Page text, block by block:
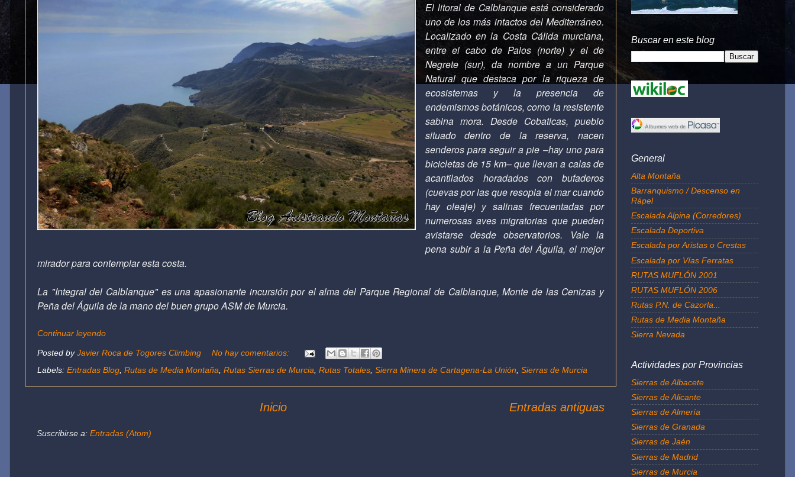
El litoral de Calblanque está considerado
uno de los más intactos del Mediterráneo.
Localizado en la Costa Cálida murciana,
entre el cabo de Palos (norte) y el de
Negrete (sur), da nombre a un Parque
Natural que destaca por la riqueza de
ecosistemas y la presencia de
endemismos botánicos, como la resistente
sabina mora. Desde Cobaticas, pueblo
situado dentro de la reserva, nacen
senderos para seguir a pie –hay uno para
bicicletas de 15 km– que llevan a calas de
acantilados horadados con bufaderos
(cuevas por las que resopla el mar cuando
hay oleaje) y salinas frecuentadas por
numerosas aves migratorias que pueden
avistarse desde observatorios. Vale la
pena subir a la Peña del Águila, el mejor
mirador para contemplar esta costa.
La "Integral del Calblanque" es una apasionante incursión por el alma del Parque Regional de Calblanque, Monte de las Cenizas y
Peña del Águila de la mano del buen grupo ASM de Murcia.
Continuar leyendo
Posted byJavier Roca de Togores Climbing
No hay comentarios:
Labels: Entradas Blog, Rutas de Media Montaña, Rutas Sierras de Murcia, Rutas Totales, Sierra Minera de Cartagena-La Unión, Sierras de Murcia
Entradas antiguas
Inicio
Suscribirse a: Entradas (Atom)
Buscar en este blog
General
Alta Montaña
Barranquismo / Descenso en
Rápel
Escalada Alpina (Corredores)
Escalada Deportiva
Escalada por Aristas o Crestas
Escalada por Vías Ferratas
RUTAS MUFLÓN 2001
RUTAS MUFLÓN 2006
Rutas P.N. de Cazorla...
Rutas de Media Montaña
Sierra Nevada
Actividades por Provincias
Sierras de Albacete
Sierras de Alicante
Sierras de Almería
Sierras de Granada
Sierras de Jaén
Sierras de Madrid
Sierras de Murcia